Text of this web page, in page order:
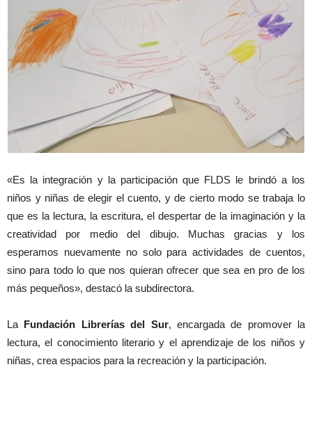
«Es la integración y la participación que FLDS le brindó a los
niños y niñas de elegir el cuento, y de cierto modo se trabaja lo
que es la lectura, la escritura, el despertar de la imaginación y la
creatividad por medio del dibujo. Muchas gracias y los
esperamos nuevamente no solo para actividades de cuentos,
sino para todo lo que nos quieran ofrecer que sea en pro de los
más pequeños», destacó la subdirectora.
La Fundación Librerías del Sur, encargada de promover la
lectura, el conocimiento literario y el aprendizaje de los niños y
niñas, crea espacios para la recreación y la participación.